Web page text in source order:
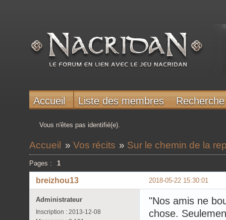
Accueil Liste des membres Recherche
Vous n'êtes pas identifié(e).
Accueil » Vos récits » Sur le chemin de la
Pages : 1
2018-05-22 15:30:01
breizhou13
Administrateur
Inscription : 2013-12-08
"Nos amis ne
chose.